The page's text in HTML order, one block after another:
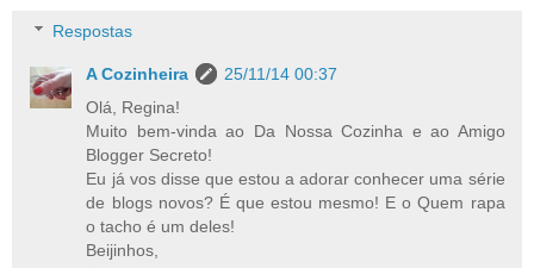
Respostas
A Cozinheira
25/11/14 00:37
Olá, Regina!
Muito bem-vinda ao Da Nossa Cozinha e ao Amigo
Blogger Secreto!
Eu já vos disse que estou a adorar conhecer uma série
de blogs novos? É que estou mesmo! E o Quem rapa
o tacho é um deles!
Beijinhos,